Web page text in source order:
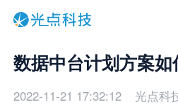
数据中台计划方案
2022-11-21 17:32:12 光点科